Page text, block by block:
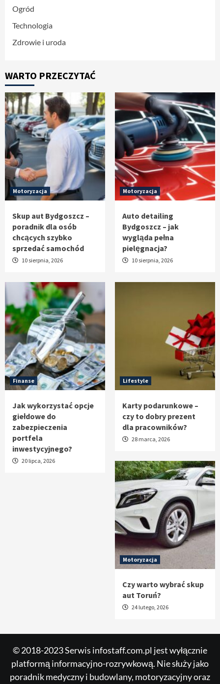
Ogród
Technologia
Zdrowie i uroda
WARTO PRZECZYTAĆ
Motoryzacja
Skup aut Bydgoszcz –
poradnik dla osób
chcących szybko
sprzedać samochód
10 sierpnia, 2026
Motoryzacja
Auto detailing
Bydgoszcz – jak
wygląda pełna
pielęgnacja?
10 sierpnia, 2026
Finanse
Jak wykorzystać opcje
giełdowe do
zabezpieczenia
portfela
inwestycyjnego?
20 lipca, 2026
Lifestyle
Karty podarunkowe –
czy to dobry prezent
dla pracowników?
28 marca, 2026
Motoryzacja
Czy warto wybrać skup
aut Toruń?
24 lutego, 2026
© 2018-2023 Serwis infostaff.com.pl jest wyłącznie
platformą informacyjno-rozrywkową. Nie służy jako
poradnik medyczny i budowlany, motoryzacyjny oraz